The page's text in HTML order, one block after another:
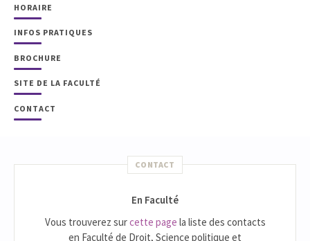
HORAIRE
INFOS PRATIQUES
BROCHURE
SITE DE LA FACULTÉ
CONTACT
CONTACT
En Faculté
Vous trouverez surcette page la liste des contacts
en Faculté de Droit, Science politique et